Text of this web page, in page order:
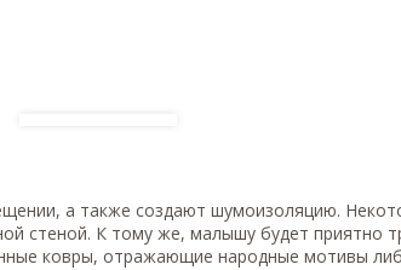
а также создают шумоизоляцию.
стеной. К тому же, малышу будет приятно
ковры, отражающие народные мотивы